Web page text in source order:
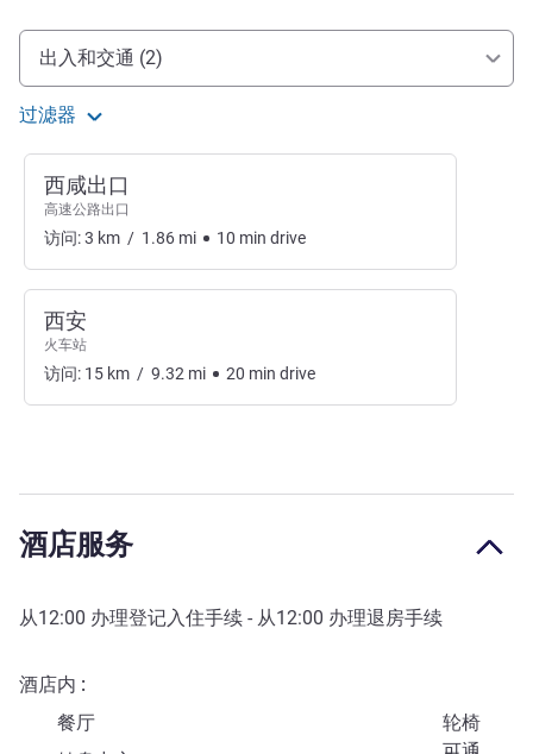
抵达和交通
出入和交通 (2)
过滤器
西咸出口
高速公路出口
访问:3 km / 1.86 mi 10 min drive
西安
火车站
访问: 15 km / 9.32 mi 20 min drive
酒店服务
从12:00 办理登记入住手续 - 从12:00 办理退房手续
酒店内
餐厅
轮椅